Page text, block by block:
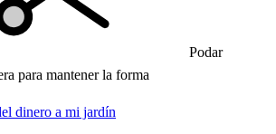
Podar
para mantener la forma
dinero a mi jardín